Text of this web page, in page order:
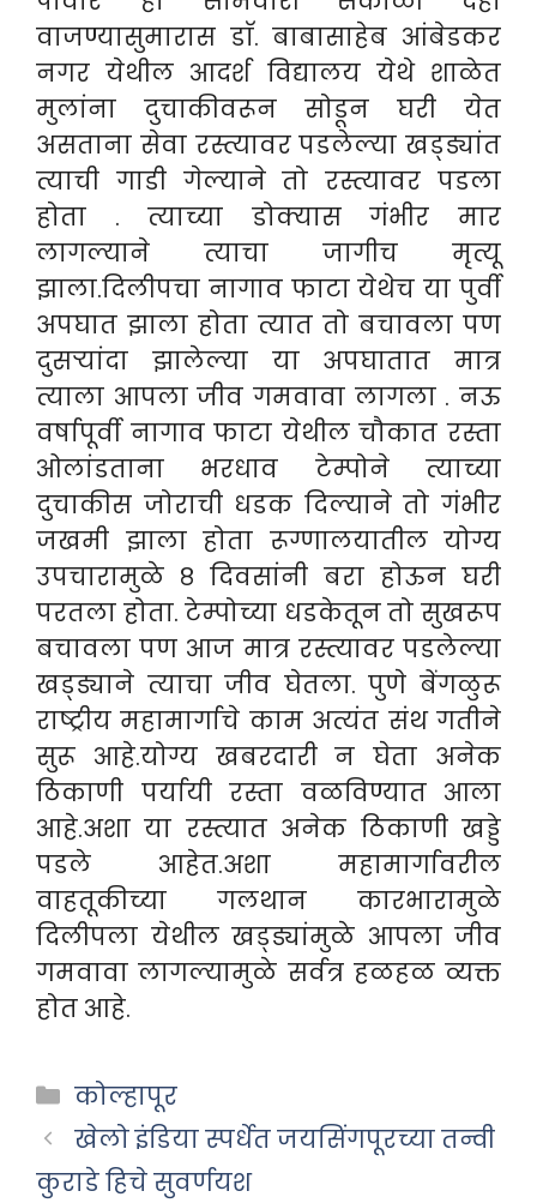
वाजण्यासुमारास डाॅ. बाबासाहेब आंबेडकर
नगर येथील आदर्श विद्यालय येथे शाळेत
मुलांना दुचाकीवरून सोडून घरी येत
असताना सेवा रस्त्यावर पडलेल्या खड्ड्यांत
त्याची गाडी गेल्याने तो रस्त्यावर पडला
होता . त्याच्या डोक्यास गंभीर मार
लागल्याने त्याचा जागीच मृत्यू
झाला.दिलीपचा नागाव फाटा येथेच या पुर्वी
अपघात झाला होता त्यात तो बचावला पण
दुसऱ्यांदा झालेल्या या अपघातात मात्र
त्याला आपला जीव गमवावा लागला . नऊ
वर्षापूर्वी नागाव फाटा येथील चौकात रस्ता
ओलांडताना भरधाव टेम्पोने त्याच्या
दुचाकीस जोराची धडक दिल्याने तो गंभीर
जखमी झाला होता रूग्णालयातील योग्य
उपचारामुळे ८ दिवसांनी बरा होऊन घरी
परतला होता. टेम्पोच्या धडकेतून तो सुखरूप
बचावला पण आज मात्र रस्त्यावर पडलेल्या
खड्ड्याने त्याचा जीव घेतला. पुणे बेंगळुरू
राष्ट्रीय महामार्गाचे काम अत्यंत संथ गतीने
सुरू आहे.योग्य खबरदारी न घेता अनेक
ठिकाणी पर्यायी रस्ता वळविण्यात आला
आहे.अशा या रस्त्यात अनेक ठिकाणी खड्डे
पडले आहेत.अशा महामार्गावरील
वाहतूकीच्या गलथान कारभारामुळे
दिलीपला येथील खड्ड्यांमुळे आपला जीव
गमवावा लागल्यामुळे सर्वत्र हळहळ व्यक्त
होत आहे.
Categories
कोल्हापूर
खेलो इंडिया स्पर्धेत जयसिंगपूरच्या तन्वी
कुराडे हिचे सुवर्णयश